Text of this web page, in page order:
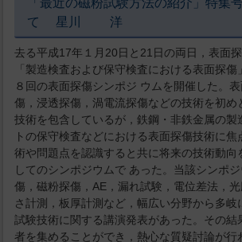
「最近の磁粉試験方法の紹介」特集
て 星川 洋
去る平成17年１月20日と21日の両日，表面
「製造検査および保守検査における表面探
８回の表面探傷シンポジ ウムを開催した。
傷，浸透探傷，渦電流探傷などの技術を初め
技術を包含しているが，鉄鋼・非鉄金属の製
トの保守検査などにおける表面探傷技術に
術や問題点を認識すると共に将来の技術動向
してのシンポジウムで あった。当該シンポ
傷，磁粉探傷，AE，漏れ試験，電位差法，
さ計測，板厚計測など，幅広い分野から多岐
試験技術に関する講演発表があった。その結
者を集めることができ，熱心な質疑討論が行